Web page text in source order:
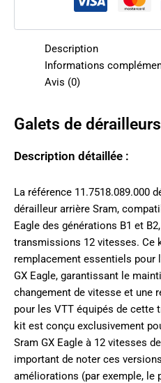
Description
Informations
Avis (0)
Galets de
Description détaillée :
La référence 11.7518.089.000
dérailleur arrière Sram,
Eagle des générations B1 et
transmissions 12 vitesses. Ce
remplacement essentiels pour
GX Eagle, garantissant le
changement de vitesse et une
pour les VTT équipés de cette
kit est conçu exclusivement
Sram GX Eagle à 12 vitesses
important de noter ces
améliorations (par exemple, le